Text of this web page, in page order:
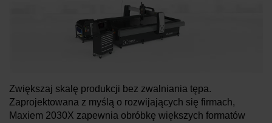
DOWIEDZ SIĘ WIĘCEJ O
MASZYNACH DO CIĘCIA WODĄ
Zwiększaj skalę produkcji bez zwalniania tępa.
Zaprojektowana z myślą o rozwijających się firmach,
Maxiem 2030X zapewnia obróbkę większych formatów